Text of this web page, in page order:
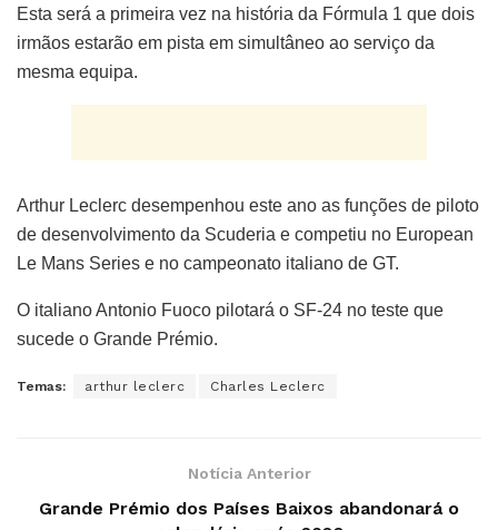
Esta será a primeira vez na história da Fórmula 1 que dois
irmãos estarão em pista em simultâneo ao serviço da
mesma equipa.
Arthur Leclerc desempenhou este ano as funções de piloto
de desenvolvimento da Scuderia e competiu no European
Le Mans Series e no campeonato italiano de GT.
O italiano Antonio Fuoco pilotará o SF-24 no teste que
sucede o Grande Prémio.
Temas: arthur leclerc Charles Leclerc
Notícia Anterior
Grande Prémio dos Países Baixos abandonará o